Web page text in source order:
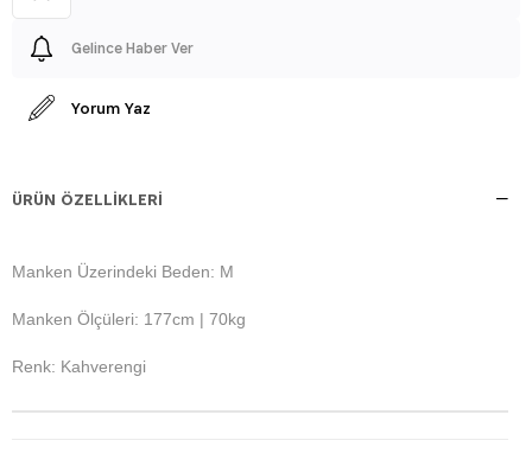
Gelince Haber Ver
Yorum Yaz
ÜRÜN ÖZELLIKLERI
Manken Üzerindeki Beden: M
Manken Ölçüleri: 177cm | 70kg
Renk: Kahverengi